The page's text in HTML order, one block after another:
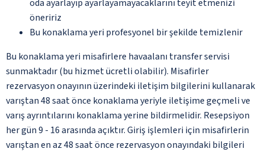
oda ayarlayıp ayarlayamayacaklarını teyit etmenizi
öneririz
Bu konaklama yeri profesyonel bir şekilde temizlenir
Bu konaklama yeri misafirlere havaalanı transfer servisi
sunmaktadır (bu hizmet ücretli olabilir). Misafirler
rezervasyon onayının üzerindeki iletişim bilgilerini kullanarak
varıştan 48 saat önce konaklama yeriyle iletişime geçmeli ve
varış ayrıntılarını konaklama yerine bildirmelidir. Resepsiyon
her gün 9 - 16 arasında açıktır. Giriş işlemleri için misafirlerin
varıştan en az 48 saat önce rezervasyon onayındaki bilgileri